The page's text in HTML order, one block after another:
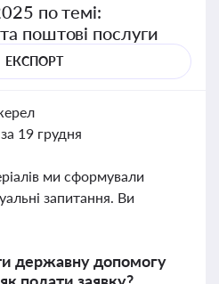
по темі:
поштові послуги
ЕКСПОРТ
19 грудня
ми сформували
запитання. Ви
державну допомогу